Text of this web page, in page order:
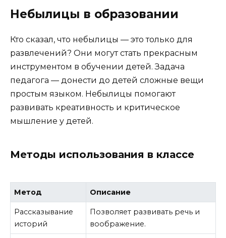
Небылицы в образовании
Кто сказал, что небылицы — это только для
развлечений? Они могут стать прекрасным
инструментом в обучении детей. Задача
педагога — донести до детей сложные вещи
простым языком. Небылицы помогают
развивать креативность и критическое
мышление у детей.
Методы использования в классе
Метод Описание
Рассказывание
историй
Позволяет развивать речь и
воображение.